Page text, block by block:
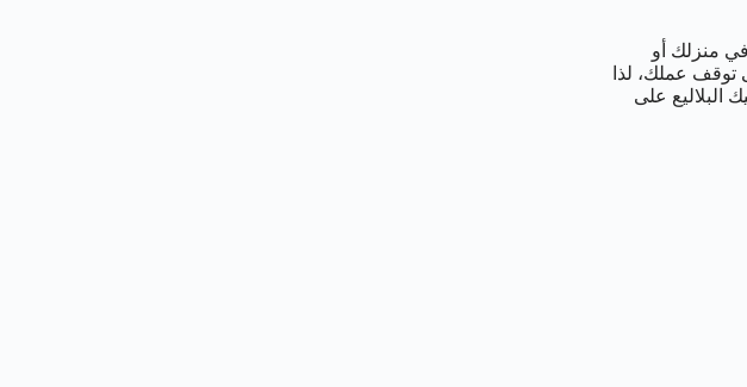
منزلك أو
عملك، لذا
البلاليع على